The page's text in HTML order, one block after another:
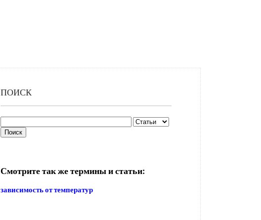
ПОИСК
Смотрите так же термины и статьи:
зависимость от температур